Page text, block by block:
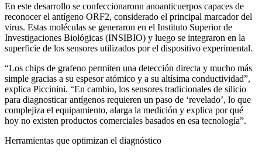
En este desarrollo se confeccionaronn anoanticuerpos capaces de
reconocer el antígeno ORF2, considerado el principal marcador del
virus. Estas moléculas se generaron en el Instituto Superior de
Investigaciones Biológicas (INSIBIO) y luego se integraron en la
superficie de los sensores utilizados por el dispositivo experimental.
“Los chips de grafeno permiten una detección directa y mucho más
simple gracias a su espesor atómico y a su altísima conductividad”,
explica Piccinini. “En cambio, los sensores tradicionales de silicio
para diagnosticar antígenos requieren un paso de ‘revelado’, lo que
complejiza el equipamiento, alarga la medición y explica por qué
hoy no existen productos comerciales basados en esa tecnología”.
Herramientas que optimizan el diagnóstico